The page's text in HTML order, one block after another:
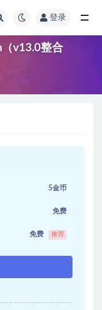
登录
v13.0整合
5金币
免费
免费 推荐